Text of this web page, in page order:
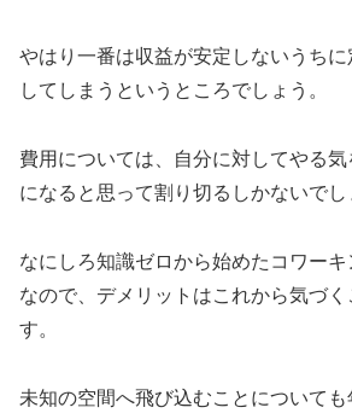
やはり一番は収益が安定しないうち
してしまうというところでしょう。
費用については、自分に対してやる
になると思って割り切るしかないでし
なにしろ知識ゼロから始めたコワー
なので、デメリットはこれから気づく
す。
未知の空間へ飛び込むことについて